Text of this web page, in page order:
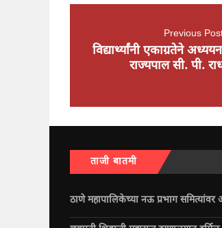
Previous
विद्यार्थ्यांनी एकाग्रतेने
राज्यपाल सी. पी.
ताजी बातमी
ठाणे महापालिकेच्या नऊ प्रभाग समित्यांवर